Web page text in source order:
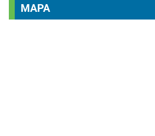
MAPA